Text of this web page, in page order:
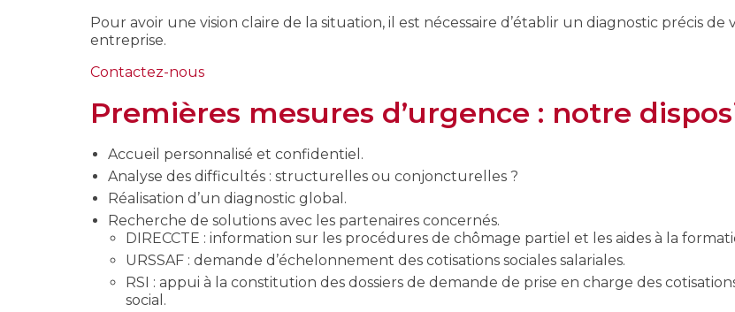
Pour avoir une vision claire de la situation, il est nécessaire d’établir un diagnostic précis de
entreprise.
Contactez-nous
Premières mesures d’urgence : notre
Accueil personnalisé et confidentiel.
Analyse des difficultés : structurelles ou conjoncturelles ?
Réalisation d’un diagnostic global.
Recherche de solutions avec les partenaires concernés.
DIRECCTE : information sur les procédures de chômage partiel et les aides à la
URSSAF : demande d’échelonnement des cotisations sociales salariales.
RSI : appui à la constitution des dossiers de demande de prise en charge des
social.